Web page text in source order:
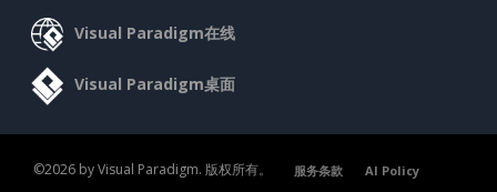
Visual Paradigm在线
Visual Paradigm桌面
©2026 by Visual Paradigm. 版权所有。 服务条款
AI Policy